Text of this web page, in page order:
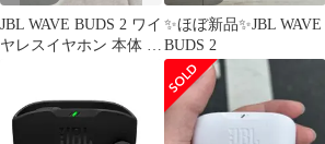
JBL WAVE BUDS 2 ワイ
ヤレスイヤホン 本体 ブ
✨ほぼ新品✨JBL WAVE
BUDS 2